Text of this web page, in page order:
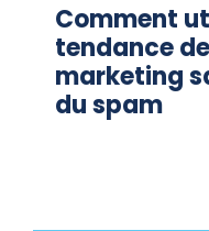
Comment
tendance
marketing
du spam